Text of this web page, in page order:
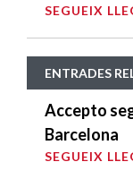
SEGUEIX
ENTRADES
Accepto
Barcelona
SEGUEIX